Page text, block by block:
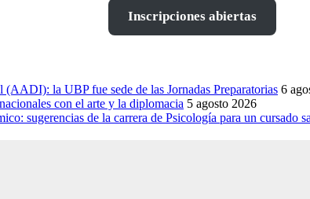
Inscripciones abiertas
la UBP fue sede de las Jornadas Preparatorias 6
con el arte y la diplomacia 5 agosto 2026
sugerencias de la carrera de Psicología para un cursado